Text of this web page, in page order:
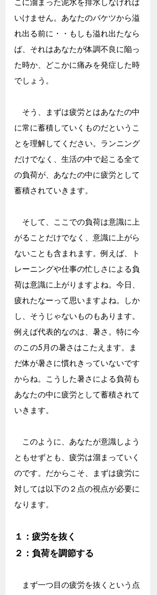
こに溜まった泥水を排水しなければ
いけません。あなたのバケツから溢
れ出る前に・・もしも溢れ出たなら
ば、それはあなたが体調不良に陥っ
た時か、どこかに痛みを発症した時
でしょう。
そう、まずは疲労とはあなたの中
に常に蓄積していくものだというこ
とを理解してください。ランニング
だけでなく、生活の中で起こる全て
の負荷が、あなたの中に疲労として
蓄積されていきます。
そして、ここでの負荷は意識に上
がることだけでなく、意識に上がら
ないことも含まれます。例えば、ト
レーニングや仕事の忙しさによる負
荷は意識に上がりますよね。今日、
疲れたなーって思いますよね。しか
し、そうじゃないものもあります。
例えば代表的なのは、暑さ。特に今
のこの5月の暑さはこたえます。ま
だ体が暑さに慣れきっていないです
からね。こうした暑さによる負荷も
あなたの中に疲労として蓄積されて
いきます。
このように、あなたが意識しよう
ともせずとも、疲労は溜まっていく
のです。だからこそ、まずは疲労に
対しては以下の２点の視点が必要に
なります。
１：疲労を抜く
２：負荷を調節する
まず一つ目の疲労を抜くという点